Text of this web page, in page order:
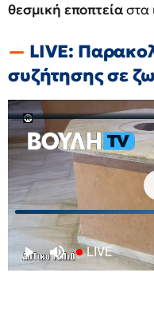
θεσμική εποπτείαστα
LIVE:
συζήτησης σε